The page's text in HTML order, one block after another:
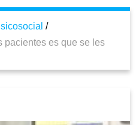
/
pacientes es que se les